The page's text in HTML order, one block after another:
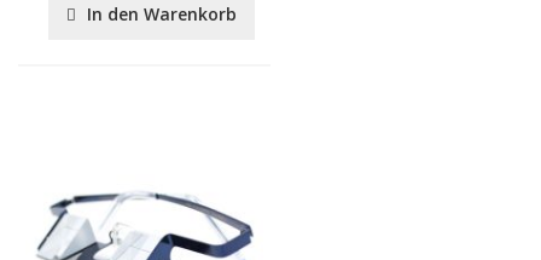
In den Warenkorb